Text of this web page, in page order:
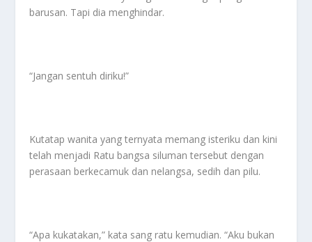
barusan. Tapi dia menghindar.
“Jangan sentuh diriku!”
Kutatap wanita yang ternyata memang isteriku dan kini
telah menjadi Ratu bangsa siluman tersebut dengan
perasaan berkecamuk dan nelangsa, sedih dan pilu.
“Apa kukatakan,” kata sang ratu kemudian. “Aku bukan